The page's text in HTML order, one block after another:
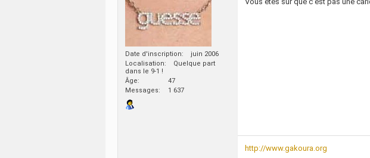
Date d'inscription
juin 2006
Localisation
Quelque part
dans le 9-1 !
Âge
47
Messages
1 637
http://www.gakoura.org